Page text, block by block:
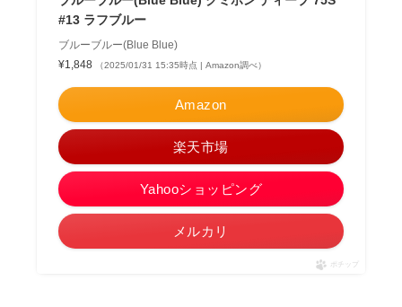
#13 ラフブルー
ブルーブルー(Blue Blue)
¥1,848
（2025/01/31 15:35時点 | Amazon調べ）
Amazon
楽天市場
Yahooショッピング
メルカリ
ポチップ